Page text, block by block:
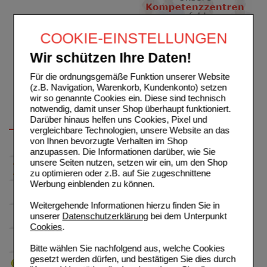
COOKIE-EINSTELLUNGEN
Wir schützen Ihre Daten!
Für die ordnungsgemäße Funktion unserer Website
(z.B. Navigation, Warenkorb, Kundenkonto) setzen
wir so genannte Cookies ein. Diese sind technisch
notwendig, damit unser Shop überhaupt funktioniert.
Darüber hinaus helfen uns Cookies, Pixel und
vergleichbare Technologien, unsere Website an das
von Ihnen bevorzugte Verhalten im Shop
anzupassen. Die Informationen darüber, wie Sie
unsere Seiten nutzen, setzen wir ein, um den Shop
zu optimieren oder z.B. auf Sie zugeschnittene
Werbung einblenden zu können.
Weitergehende Informationen hierzu finden Sie in
unserer Datenschutzerklärungbei dem Unterpunkt
Cookies.
Bitte wählen Sie nachfolgend aus, welche Cookies
gesetzt werden dürfen, und bestätigen Sie dies durch